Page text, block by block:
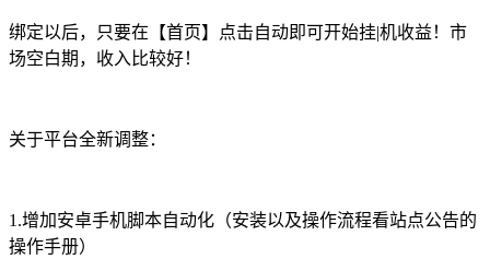
绑定以后，只要在【首页】点击自动即可开始挂|机收益！市
场空白期，收入比较好！
关于平台全新调整：
1.增加安卓手机脚本自动化（安装以及操作流程看站点公告的
操作手册）